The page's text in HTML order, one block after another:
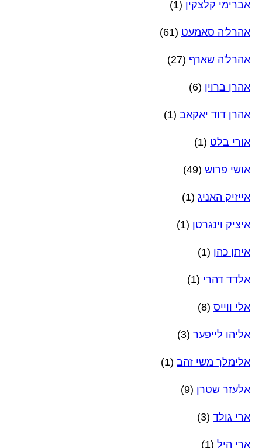
אברימי קלצקין (1)
אהרל'ה סאמעט (61)
אהרל'ה שארף (27)
אהרן ברוין (6)
אהרן דוד יאקאב (1)
אורי בלט (1)
אושי פרוש (49)
אייזיק האניג (1)
איציק וינגרטן (1)
איתן כהן (1)
אלדד דהרי (1)
אלי ווייס (8)
אליהו לייפער (3)
אלימלך משי זהב (1)
אלעזר שטרן (9)
ארי גולד (3)
ארי היל (1)